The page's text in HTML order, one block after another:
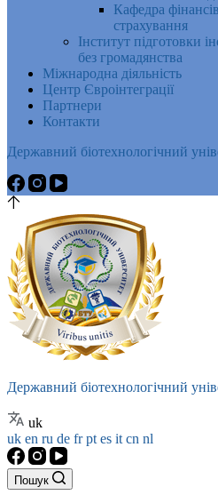
Кафедра
страхування
Інститут підготовки
без громадянства
Міжнародна діяльність
Центр Євроінтеграції
Партнери
Контакти
Державний біотехнологічний
Державний біотехнологічний
uk
uk en ru de frpt es it cn nl
Пошук